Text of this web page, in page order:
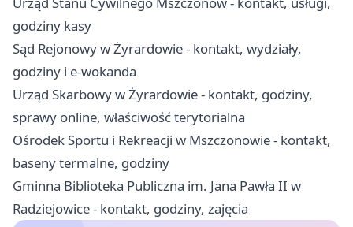
godziny kasy
Sąd Rejonowy w Żyrardowie - kontakt, wydziały,
godziny i e-wokanda
Urząd Skarbowy w Żyrardowie - kontakt, godziny,
sprawy online, właściwość terytorialna
Ośrodek Sportu i Rekreacji w Mszczonowie - kontakt,
baseny termalne, godziny
Gminna Biblioteka Publiczna im. Jana Pawła II w
Radziejowice - kontakt, godziny, zajęcia